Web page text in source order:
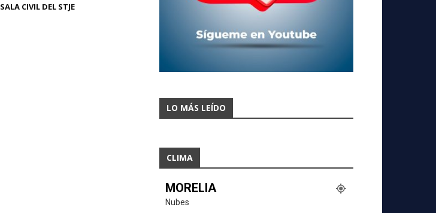
SALA CIVIL DEL STJE
LO MÁS LEÍDO
CLIMA
MORELIA
Nubes